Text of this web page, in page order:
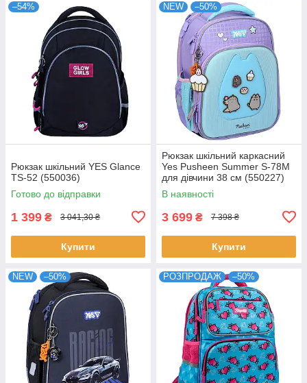
–54%
Рюкзак шкільний YES Glance
TS-52 (550036)
Готово до відправки
1 399 ₴ 3 041,30 ₴
Купити
NEW –50%
Рюкзак шкільний каркасний
Yes Pusheen Summer S-78M
для дівчини 38 см (550227)
В наявності
3 699 ₴ 7 398 ₴
Купити
NEW –50% РОЗПРОДАЖ –50%